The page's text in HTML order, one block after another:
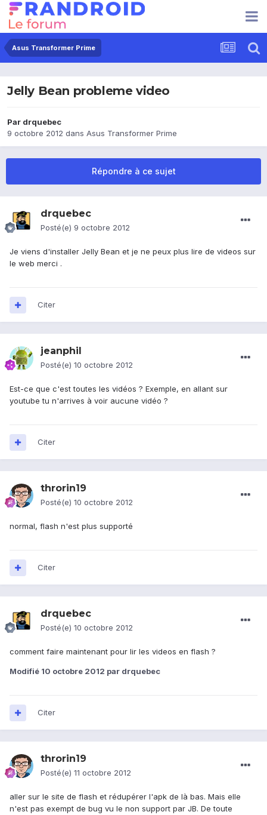
Asus Transformer Prime
Jelly Bean probleme video
Par drquebec
9 octobre 2012 dans Asus Transformer Prime
Répondre à ce sujet
drquebec
Posté(e) 9 octobre 2012
Je viens d'installer Jelly Bean et je ne peux plus lire de videos sur
le web merci .
Citer
jeanphil
Posté(e) 10 octobre 2012
Est-ce que c'est toutes les vidéos ? Exemple, en allant sur
youtube tu n'arrives à voir aucune vidéo ?
Citer
throrin19
Posté(e) 10 octobre 2012
normal, flash n'est plus supporté
Citer
drquebec
Posté(e) 10 octobre 2012
comment faire maintenant pour lir les videos en flash ?
Modifié 10 octobre 2012 par drquebec
Citer
throrin19
Posté(e) 11 octobre 2012
aller sur le site de flash et rédupérer l'apk de là bas. Mais elle
n'est pas exempt de bug vu le non support par JB. De toute